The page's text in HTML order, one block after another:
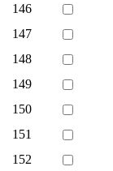
146
147
148
149
150
151
152